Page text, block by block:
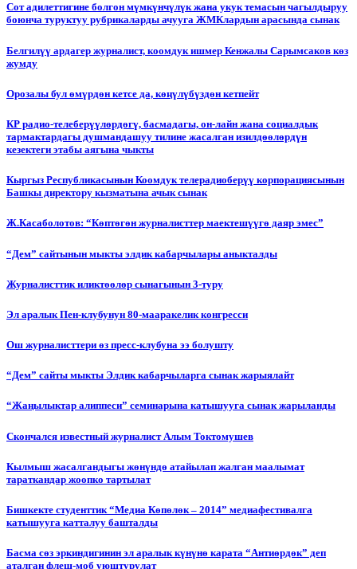
Сот адилеттигине болгон мүмкүнчүлүк жана укук темасын чагылдыруу
боюнча туруктуу рубрикаларды ачууга ЖМКлардын арасында сынак
Белгилүү ардагер журналист, коомдук ишмер Кенжалы Сарымсаков көз
жумду
Орозалы бул өмүрдөн кетсе да, көңүлүбүздөн кетпейт
КР радио-телеберүүлөрдөгү, басмадагы, он-лайн жана социалдык
тармактардагы душмандашуу тилине жасалган изилдөөлөрдүн
кезектеги этабы аягына чыкты
Кыргыз Республикасынын Коомдук телерадиоберүү корпорациясынын
Башкы директору кызматына ачык сынак
Ж.Касаболотов: “Көптөгөн журналисттер маектешүүгө даяр эмес”
“Дем” сайтынын мыкты элдик кабарчылары аныкталды
Журналисттик иликтөөлөр сынагынын 3-туру
Эл аралык Пен-клубунун 80-мааракелик конгресси
Ош журналисттери өз пресс-клубуна ээ болушту
“Дем” сайты мыкты Элдик кабарчыларга сынак жарыялайт
“Жаңылыктар алиппеси” семинарына катышууга сынак жарыланды
Cкончался известный журналист Алым Токтомушев
Кылмыш жасалгандыгы жөнүндө атайылап жалган маалымат
тараткандар жоопко тартылат
Бишкекте студенттик “Медиа Көпөлөк – 2014” медиафестивалга
катышууга катталуу башталды
Басма сөз эркиндигинин эл аралык күнүнө карата “Антиөрдөк” деп
аталган флеш-моб уюштурулат